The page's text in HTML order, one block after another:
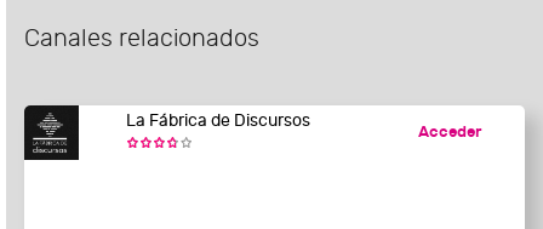
Canales relacionados
La Fábrica de Discursos
Acceder